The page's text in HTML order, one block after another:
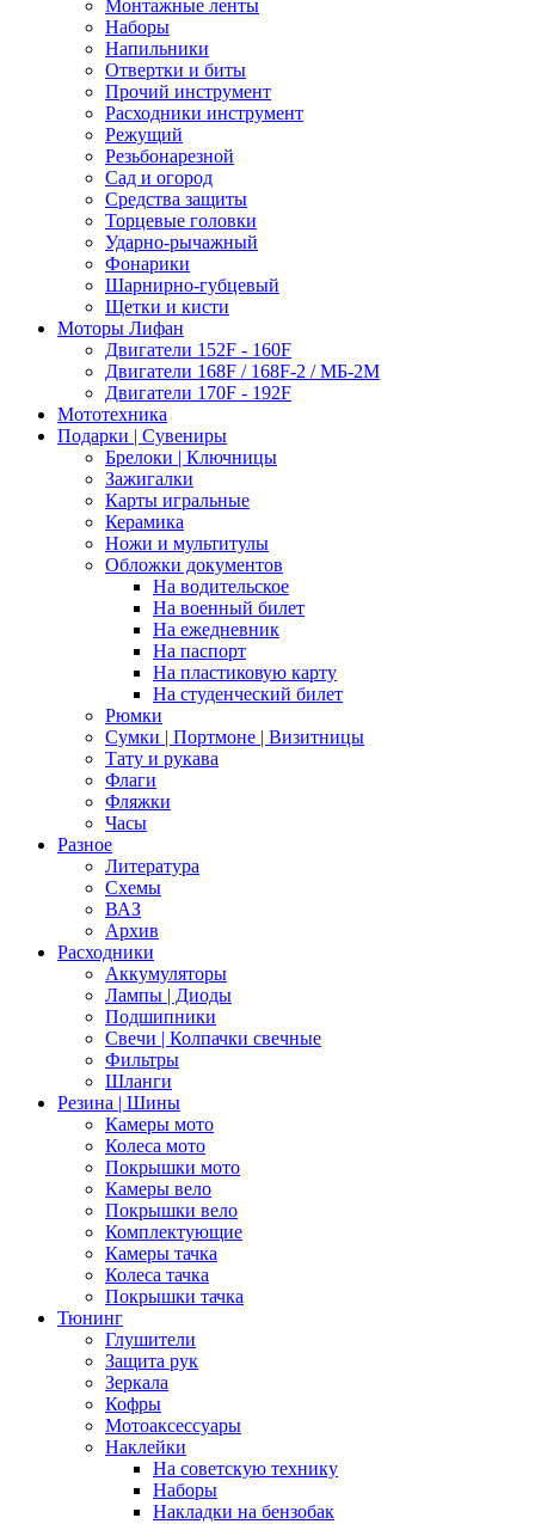
Монтажные ленты
Наборы
Напильники
Отвертки и биты
Прочий инструмент
Расходники инструмент
Режущий
Резьбонарезной
Сад и огород
Средства защиты
Торцевые головки
Ударно-рычажный
Фонарики
Шарнирно-губцевый
Щетки и кисти
Моторы Лифан
Двигатели 152F - 160F
Двигатели 168F / 168F-2 / МБ-2М
Двигатели 170F - 192F
Мототехника
Подарки | Сувениры
Брелоки | Ключницы
Зажигалки
Карты игральные
Керамика
Ножи и мультитулы
Обложки документов
На водительское
На военный билет
На ежедневник
На паспорт
На пластиковую карту
На студенческий билет
Рюмки
Сумки | Портмоне | Визитницы
Тату и рукава
Флаги
Фляжки
Часы
Разное
Литература
Схемы
ВАЗ
Архив
Расходники
Аккумуляторы
Лампы | Диоды
Подшипники
Свечи | Колпачки свечные
Фильтры
Шланги
Резина | Шины
Камеры мото
Колеса мото
Покрышки мото
Камеры вело
Покрышки вело
Комплектующие
Камеры тачка
Колеса тачка
Покрышки тачка
Тюнинг
Глушители
Защита рук
Зеркала
Кофры
Мотоаксессуары
Наклейки
На советскую технику
Наборы
Накладки на бензобак